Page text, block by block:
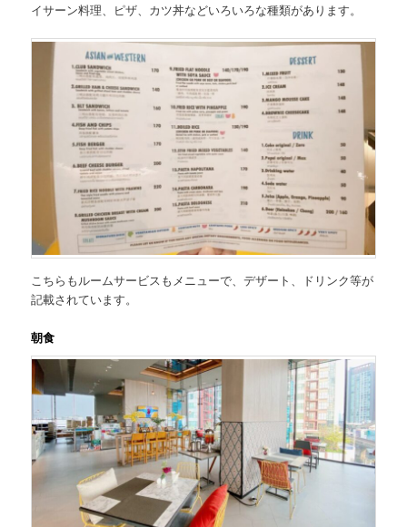
イサーン料理、ピザ、カツ丼などいろいろな種類があります。
こちらもルームサービスもメニューで、デザート、ドリンク等が
記載されています。
朝食